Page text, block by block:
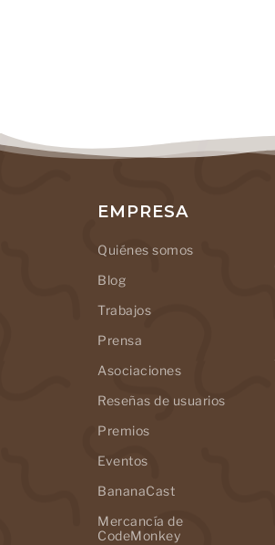
EMPRESA
Quiénes somos
Blog
Trabajos
Prensa
Asociaciones
Reseñas de usuarios
Premios
Eventos
BananaCast
Mercancía de
CodeMonkey